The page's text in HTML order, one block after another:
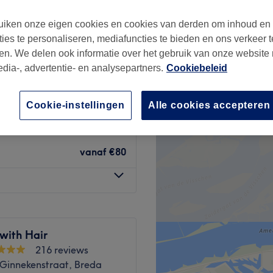
vanaf €80
Hair
216 reviews
Breda
onze eigen cookies en cookies van derden om inhoud en
te personaliseren, mediafuncties te bieden en ons verkeer
We delen ook informatie over het gebruik van onze website
, advertentie- en analysepartners. Cookiebeleid
Alle cookies accepteren
Cookie-instellingen